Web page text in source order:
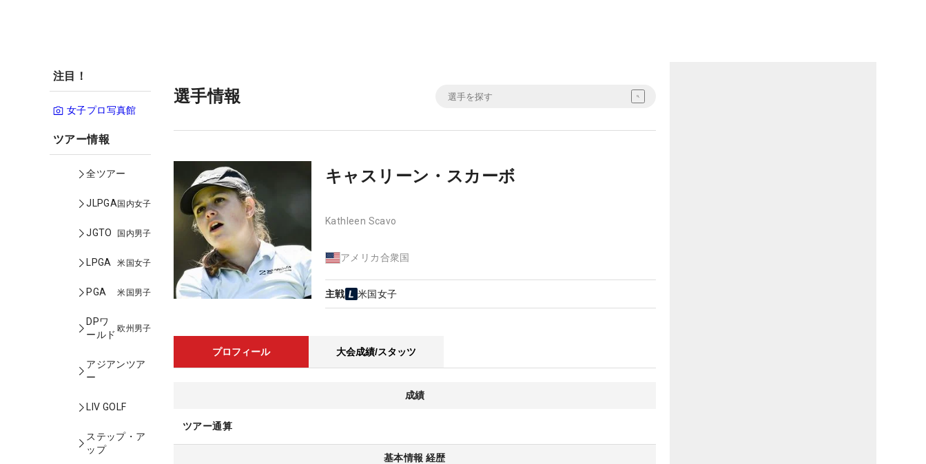
注目！
女子プロ写真館
ツアー情報
全ツアー
JLPGA国内女子
JGTO 国内男子
LPGA 米国女子
PGA 米国男子
DPワ
ールド
欧州男子
アジアンツア
ー
LIV GOLF
ステップ・ア
ップ
選手情報
キャスリーン・スカーボ
Kathleen Scavo
アメリカ合衆国
主戦 米国女子
プロフィール 大会成績/スタッツ
成績
ツアー通算
基本情報 経歴